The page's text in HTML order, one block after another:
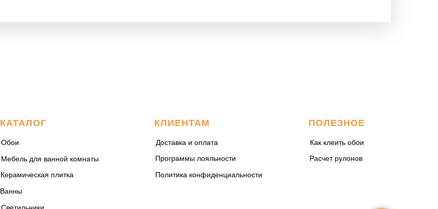
КАТАЛОГ КЛИЕНТАМ ПОЛЕЗНОЕ
Обои
Мебель для ванной комнаты
Доставка и оплата
Программы лояльности
Политика конфиденциальности
Как клеить обои
Расчет рулонов
Светильники
Керамическая плитка
Ванны